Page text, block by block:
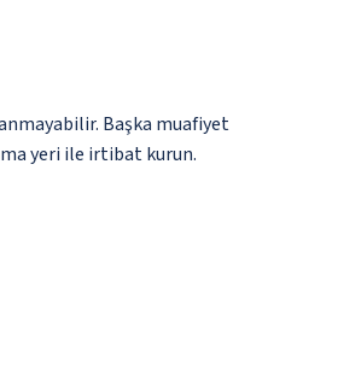
Başka muafiyet
yeri ile irtibat kurun.